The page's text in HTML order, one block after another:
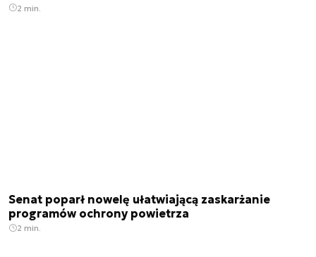
2 min.
Senat poparł nowelę ułatwiającą zaskarżanie
programów ochrony powietrza
2 min.